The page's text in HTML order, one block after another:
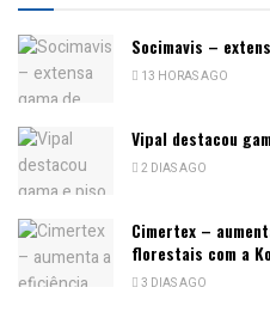
Socimavis –
13 HORAS AGO
Vipal destacou
2 DIAS AGO
Cimertex –
florestais com a
3 DIAS AGO